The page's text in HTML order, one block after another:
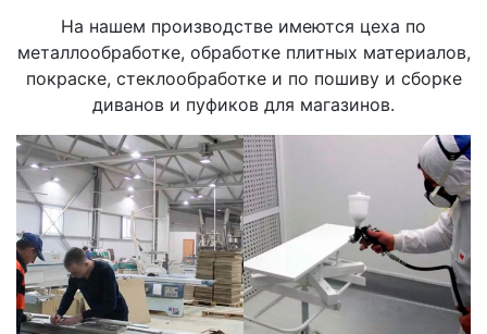
На нашем производстве имеются цеха по
металлообработке, обработке плитных материалов,
покраске, стеклообработке и по пошиву и сборке
диванов и пуфиков для магазинов.